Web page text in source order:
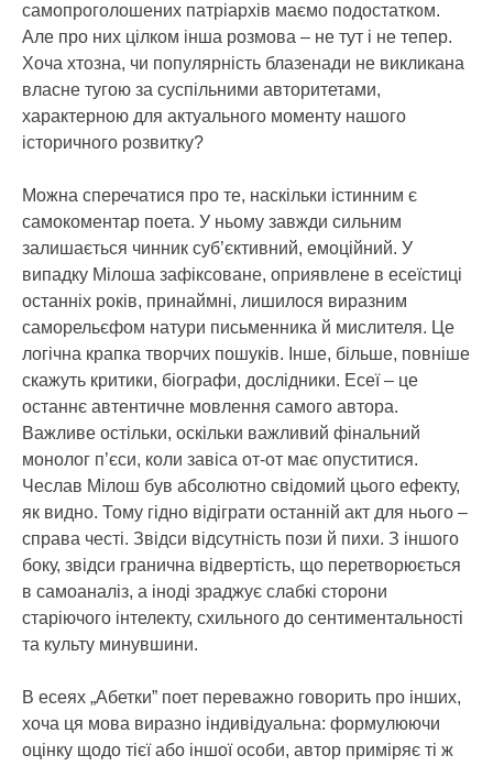
самопроголошених патріархів маємо подостатком.
Але про них цілком інша розмова – не тут і не тепер.
Хоча хтозна, чи популярність блазенади не викликана
власне тугою за суспільними авторитетами,
характерною для актуального моменту нашого
історичного розвитку?
Можна сперечатися про те, наскільки істинним є
самокоментар поета. У ньому завжди сильним
залишається чинник суб’єктивний, емоційний. У
випадку Мілоша зафіксоване, оприявлене в есеїстиці
останніх років, принаймні, лишилося виразним
саморельєфом натури письменника й мислителя. Це
логічна крапка творчих пошуків. Інше, більше, повніше
скажуть критики, біографи, дослідники. Есеї – це
останнє автентичне мовлення самого автора.
Важливе остільки, оскільки важливий фінальний
монолог п’єси, коли завіса от-от має опуститися.
Чеслав Мілош був абсолютно свідомий цього ефекту,
як видно. Тому гідно відіграти останній акт для нього –
справа честі. Звідси відсутність пози й пихи. З іншого
боку, звідси гранична відвертість, що перетворюється
в самоаналіз, а іноді зраджує слабкі сторони
старіючого інтелекту, схильного до сентиментальності
та культу минувшини.
В есеях „Абетки” поет переважно говорить про інших,
хоча ця мова виразно індивідуальна: формулюючи
оцінку щодо тієї або іншої особи, автор приміряє ті ж